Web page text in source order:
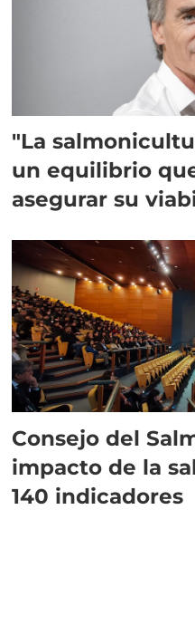
"La
un equilibrio
asegurar su
Consejo del
impacto de la
140 indicadores